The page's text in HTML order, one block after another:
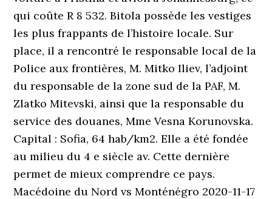
qui coûte R 8 532. Bitola possède les vestiges
les plus frappants de l’histoire locale. Sur
place, il a rencontré le responsable local de la
Police aux frontières, M. Mitko Iliev, l’adjoint
du responsable de la zone sud de la PAF, M.
Zlatko Mitevski, ainsi que la responsable du
service des douanes, Mme Vesna Korunovska.
Capital : Sofia, 64 hab/km2. Elle a été fondée
au milieu du 4 e siècle av. Cette dernière
permet de mieux comprendre ce pays.
Macédoine du Nord vs Monténégro 2020-11-17